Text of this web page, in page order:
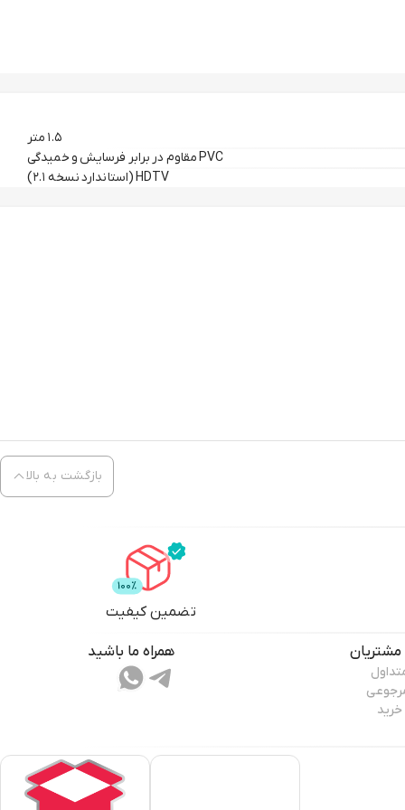
۱.۵ متر
PVC مقاوم در برابر فرسایش و خمیدگی
HDTV (استاندارد نسخه ۲.۱)
بازگشت به بالا
تضمین کیفیت
خرید
همراه ما باشید